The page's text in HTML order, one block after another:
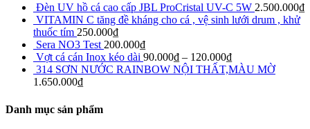
Đèn UV hồ cá cao cấp JBL ProCristal UV-C 5W 2.500.000₫
VITAMIN C tăng đề kháng cho cá , vệ sinh lưới drum , khử
thuốc tím 250.000₫
Sera NO3 Test 200.000₫
Vợt cá cán Inox kéo dài 90.000₫ – 120.000₫
314 SƠN NƯỚC RAINBOW NỘI THẤT,MÀU MỜ
1.650.000₫
Danh mục sản phẩm